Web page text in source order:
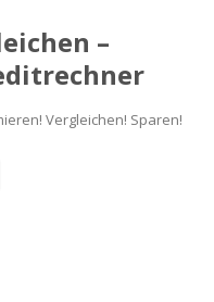
–
Vergleichen! Sparen!
Zum
springen